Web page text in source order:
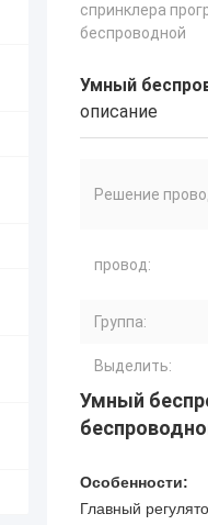
спринклера
беспроводной
Умный
описание
Решение
провод:
Группа:
Выделить:
Умный
Особенности:
Главный